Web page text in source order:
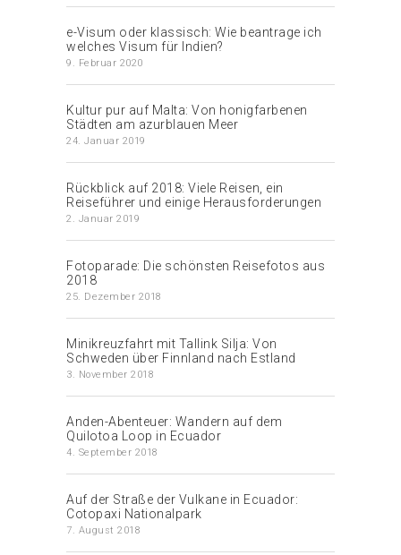
e-Visum oder klassisch: Wie beantrage ich
welches Visum für Indien?
9. Februar 2020
Kultur pur auf Malta: Von honigfarbenen
Städten am azurblauen Meer
24. Januar 2019
Rückblick auf 2018: Viele Reisen, ein
Reiseführer und einige Herausforderungen
2. Januar 2019
Fotoparade: Die schönsten Reisefotos aus
2018
25. Dezember 2018
Minikreuzfahrt mit Tallink Silja: Von
Schweden über Finnland nach Estland
3. November 2018
Anden-Abenteuer: Wandern auf dem
Quilotoa Loop in Ecuador
4. September 2018
Auf der Straße der Vulkane in Ecuador:
Cotopaxi Nationalpark
7. August 2018